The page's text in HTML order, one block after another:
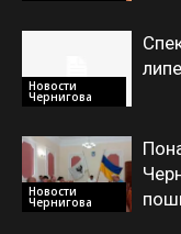
Новости
Чернигова
Новости
Чернигова